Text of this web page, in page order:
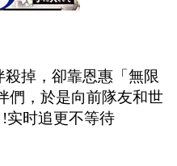
掉，卻靠恩惠「無限
們，於是向前隊友和世
实时追更不等待